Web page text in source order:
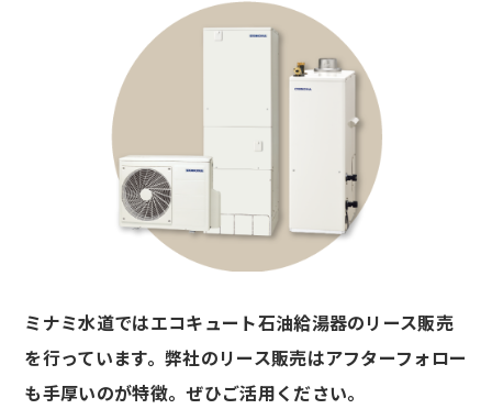
ミナミ水道ではエコキュート石油給湯器のリース販売
を行っています。弊社のリース販売はアフターフォロー
も手厚いのが特徴。ぜひご活用ください。